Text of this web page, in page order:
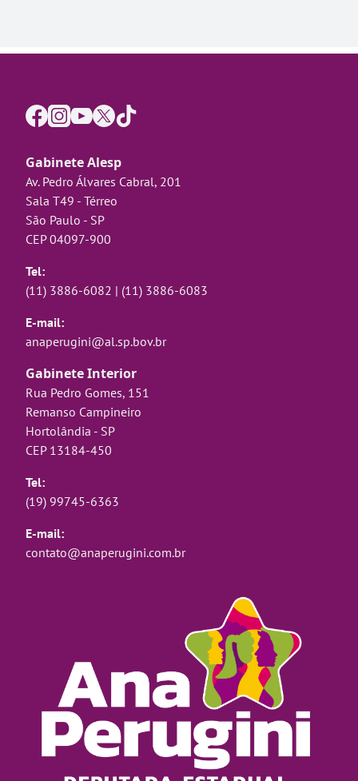
Gabinete Alesp
Av. Pedro Álvares Cabral, 201
Sala T49 - Térreo
São Paulo - SP
CEP 04097-900
Tel:
(11) 3886-6082 | (11) 3886-6083
E-mail:
anaperugini@al.sp.bov.br
Gabinete Interior
Rua Pedro Gomes, 151
Remanso Campineiro
Hortolândia - SP
CEP 13184-450
Tel:
(19) 99745-6363
E-mail:
contato@anaperugini.com.br